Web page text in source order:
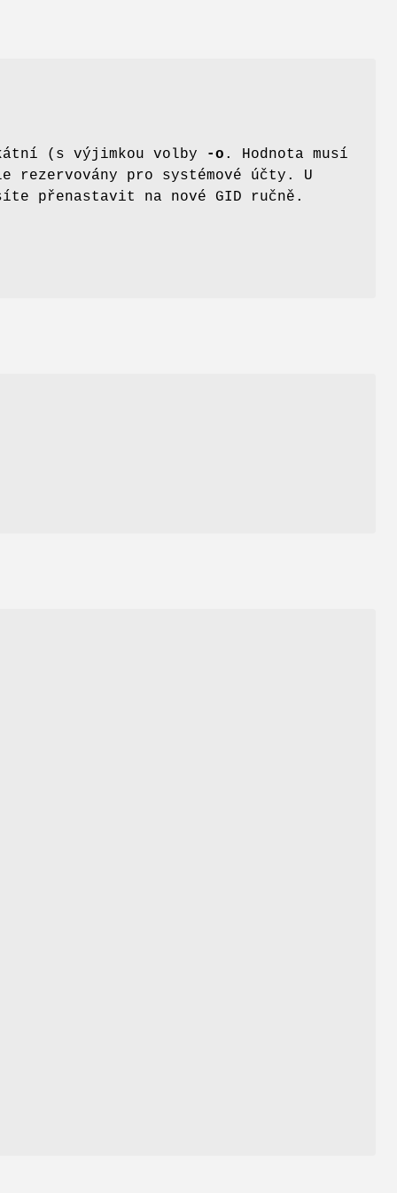
(s výjimkou volby -o . Hodnota musí
rezervovány pro systémové účty. U
přenastavit na nové GID ručně.